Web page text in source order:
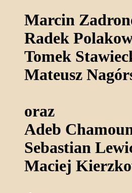
Marcin
Radek
Tomek
Mateusz
oraz
Adeb
Sebastian
Maciej